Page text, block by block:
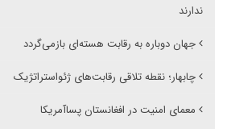
ندارند
جهان دوباره به رقابت هسته‌ای بازمی‌گردد
چابهار؛ نقطه تلاقی رقابت‌های ژئواستراتژیک
معمای امنیت در افغانستان پساآمریکا